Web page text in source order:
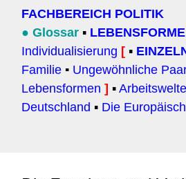
FACHBEREICH POLITIK
● Glossar ▪
Individualisierung [ ▪
Familie ▪ Ungewöhnliche
Lebensformen ] ▪
Deutschland ▪ Die